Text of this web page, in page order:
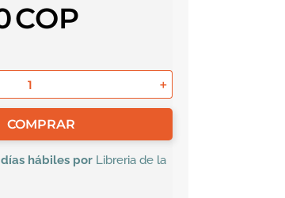
＋
COMPRAR
días hábiles por Libreria de la